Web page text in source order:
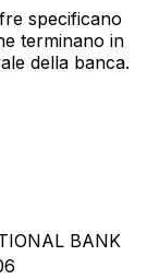
specificano
terminano in
della banca.
BANK